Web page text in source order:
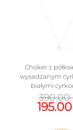
Choker z
wysadzanym
białymi
390.00
195.00